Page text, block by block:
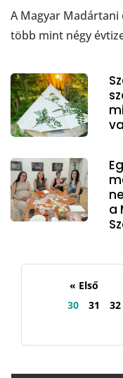
A Magyar Madártani
több mint négy
a
« Első
30
31 32